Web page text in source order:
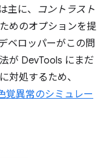
主に、
コントラスト
めのオプションを提
ベロッパーがこの問
が DevTools にまだ
対処するため、
覚異常のシミュレー